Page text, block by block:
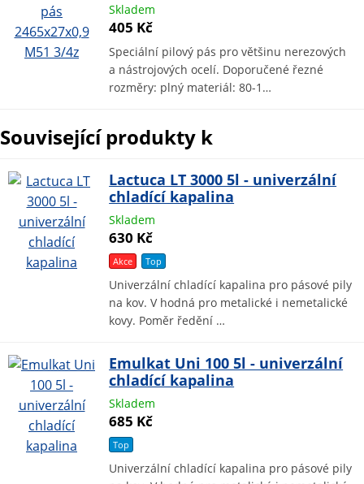
Skladem
405 Kč
Speciální pilový pás pro většinu nerezových
a nástrojových ocelí. Doporučené řezné
rozměry: plný materiál: 80-1…
Související produkty k
Lactuca LT 3000 5l - univerzální
chladící kapalina
Skladem
630 Kč
Akce Top
Univerzální chladící kapalina pro pásové pily
na kov. V hodná pro metalické i nemetalické
kovy. Poměr ředění …
Emulkat Uni 100 5l - univerzální
chladící kapalina
Skladem
685 Kč
Top
Univerzální chladící kapalina pro pásové pily